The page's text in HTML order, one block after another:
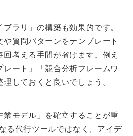
ラリ」の構築も効果的です。
質問パターンをテンプレート
考える手間が省けます。例え
レート」「競合分析フレームワ
しておくと良いでしょう。
業モデル」を確立することが重
る代行ツールではなく、アイデ